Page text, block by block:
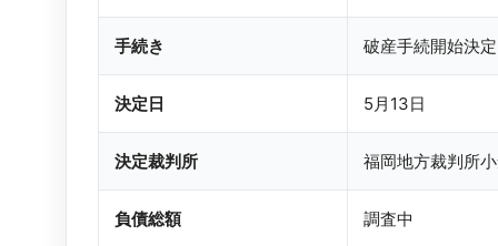
手続き 破産手続開始決定
決定日 5月13日
決定裁判所 福岡地方裁判所
負債総額 調査中